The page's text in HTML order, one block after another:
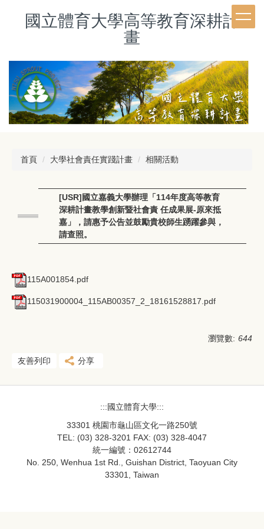
區
國立體育大學高等教育深耕計
畫
首頁 大學社會責任實踐計畫 相關活動
[USR]國立嘉義大學辦理「114年度高等教育
深耕計畫教學創新暨社會責 任成果展-原來抵
嘉」，請惠予公告並鼓勵貴校師生踴躍參與，
請查照。
115A001854.pdf
115031900004_115AB00357_2_18161528817.pdf
瀏覽數: 644
友善列印 分享
:::國立體育大學:::
33301 桃園市龜山區文化一路250號
TEL: (03) 328-3201 FAX: (03) 328-4047
統一編號：02612744
No. 250, Wenhua 1st Rd., Guishan District, Taoyuan City
33301, Taiwan